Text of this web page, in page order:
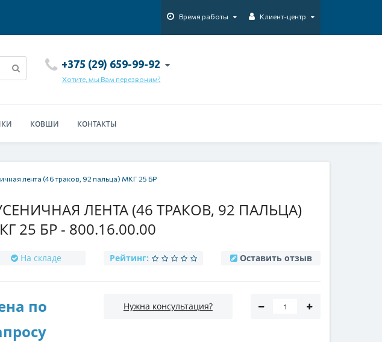
Время работы Клиент-центр
+375 (29) 659-99-92
Хотите, мы Вам перезвоним?
КОВШИ КОНТАКТЫ
лента (46 траков, 92 пальца) МКГ 25 БР
ЛЕНТА (46 ТРАКОВ, 92 ПАЛЬЦА)
25 БР - 800.16.00.00
На складе Рейтинг: Оставить отзыв
по
Нужна консультация?